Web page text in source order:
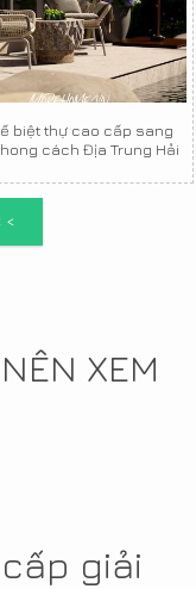
biệt thự cao cấp sang
cách Địa Trung Hải
XEM
cấp giải